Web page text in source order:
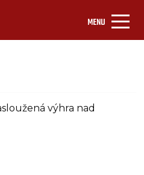
MENU
výhra nad